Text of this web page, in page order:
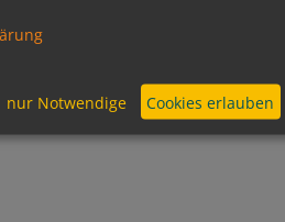
nur Notwendige Cookies erlauben